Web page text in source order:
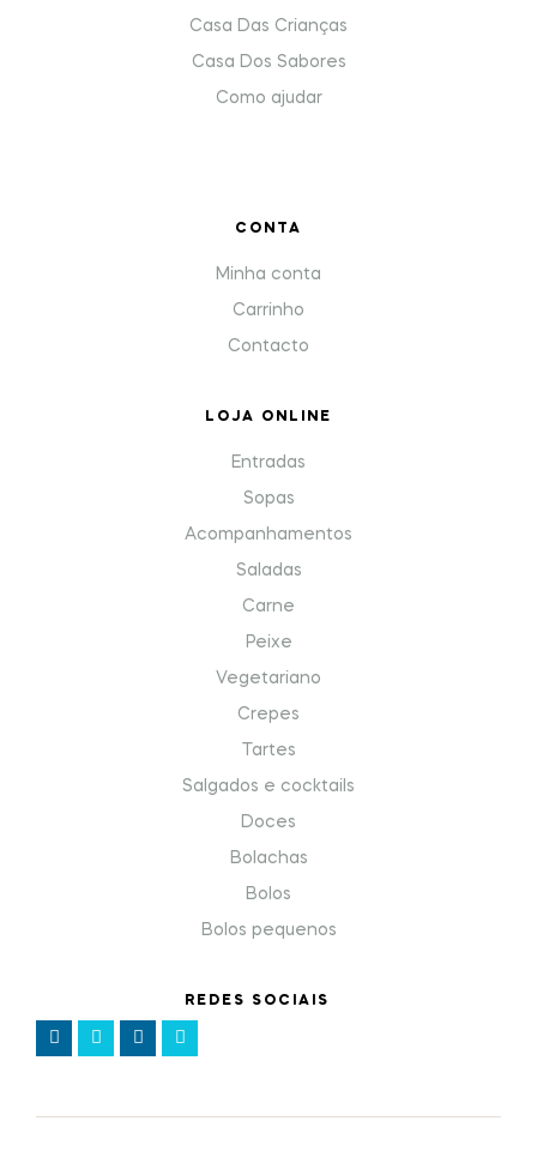
Casa Das Crianças
Casa Dos Sabores
Como ajudar
CONTA
Minha conta
Carrinho
Contacto
LOJA ONLINE
Entradas
Sopas
Acompanhamentos
Saladas
Carne
Peixe
Vegetariano
Crepes
Tartes
Salgados e cocktails
Doces
Bolachas
Bolos
Bolos pequenos
REDES SOCIAIS